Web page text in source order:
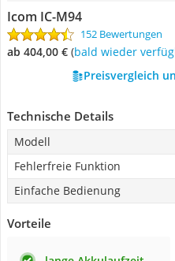
Icom IC-M94
152 Bewertungen
ab 404,00 € ( Bald wieder
Preisvergleich
Technische Details
Modell
Fehlerfreie Funktion
Einfache Bedienung
Vorteile